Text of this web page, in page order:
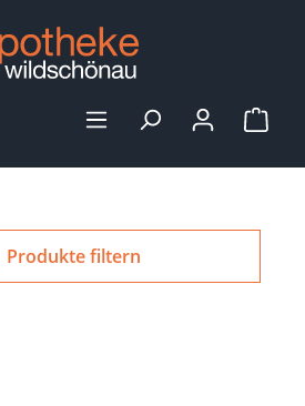
Produkte filtern